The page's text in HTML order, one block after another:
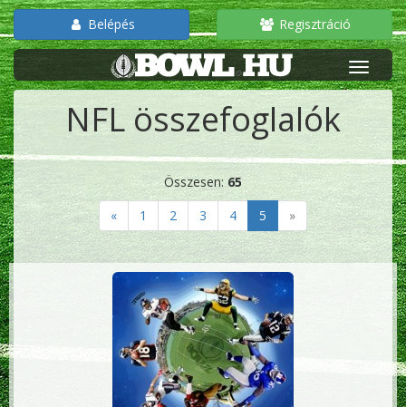
Belépés Regisztráció
NFL összefoglalók
Összesen:65
«
1 2 3 4 5 »